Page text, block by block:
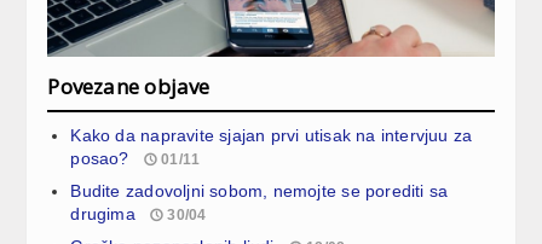
Povezane objave
Kako da napravite sjajan prvi utisak na intervjuu za
posao?
01/11
Budite zadovoljni sobom, nemojte se porediti sa
drugima
30/04